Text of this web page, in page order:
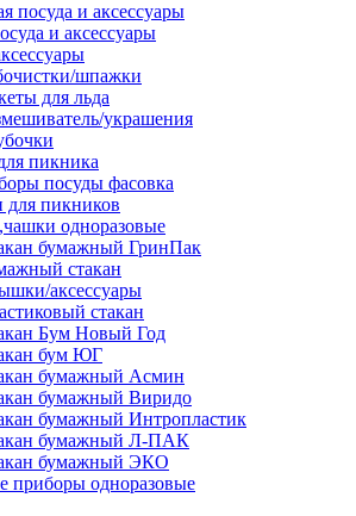
посуда и аксессуары
и аксессуары
шпажки
для льда
украшения
пикника
посуды фасовка
для пикников
одноразовые
бумажный ГринПак
стакан
аксессуары
стакан
Бум Новый Год
бум ЮГ
бумажный Асмин
бумажный Виридо
бумажный Интропластик
бумажный Л-ПАК
бумажный ЭКО
приборы одноразовые